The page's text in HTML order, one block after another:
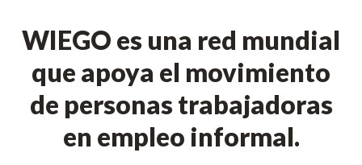
WIEGO es una red mundial
que apoya el movimiento
de personas trabajadoras
en empleo informal.